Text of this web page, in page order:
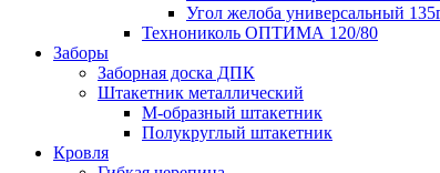
Угол желоба универсальный
Технониколь ОПТИМА 120/80
Заборы
Заборная доска ДПК
Штакетник металлический
М-образный штакетник
Полукруглый штакетник
Кровля